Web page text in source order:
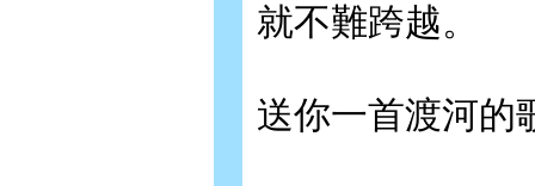
就不難跨越。
送你一首渡河的